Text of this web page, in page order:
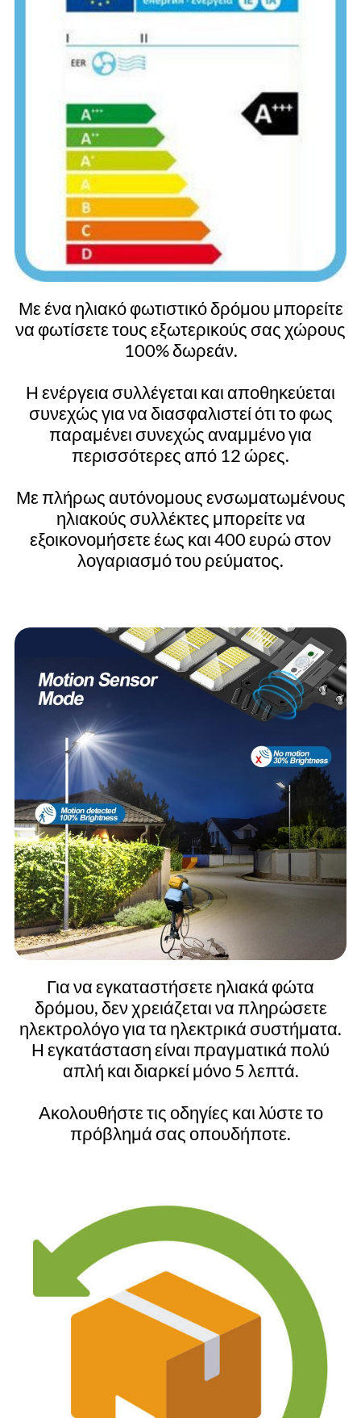
Με ένα ηλιακό φωτιστικό δρόμου μπορείτε
να φωτίσετε τους εξωτερικούς σας χώρους
100% δωρεάν.
Η ενέργεια συλλέγεται και αποθηκεύεται
συνεχώς για να διασφαλιστεί ότι το φως
παραμένει συνεχώς αναμμένο για
περισσότερες από 12 ώρες.
Με πλήρως αυτόνομους ενσωματωμένους
ηλιακούς συλλέκτες μπορείτε να
εξοικονομήσετε έως και 400 ευρώ στον
λογαριασμό του ρεύματος.
Για να εγκαταστήσετε ηλιακά φώτα
δρόμου, δεν χρειάζεται να πληρώσετε
ηλεκτρολόγο για τα ηλεκτρικά συστήματα.
Η εγκατάσταση είναι πραγματικά πολύ
απλή και διαρκεί μόνο 5 λεπτά.
Ακολουθήστε τις οδηγίες και λύστε το
πρόβλημά σας οπουδήποτε.